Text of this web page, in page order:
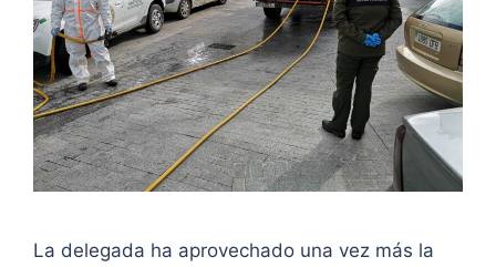
La delegada ha aprovechado una vez más la